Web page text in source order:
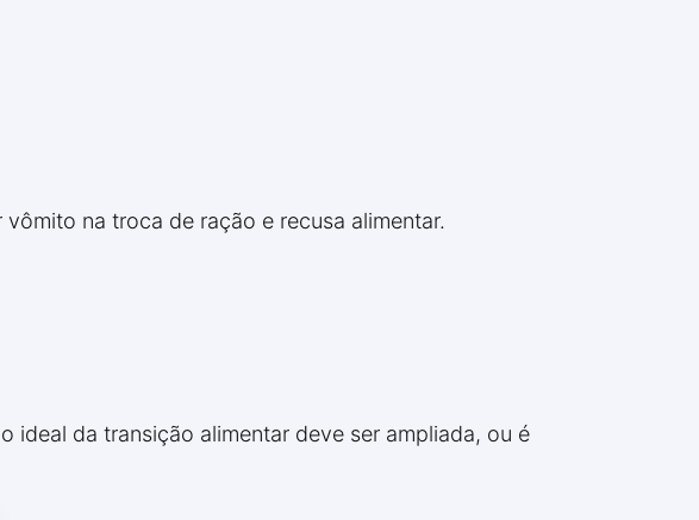
na troca de ração e recusa alimentar.
ideal da transição alimentar deve ser ampliada, ou é